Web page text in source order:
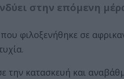
στην επόμενη
φιλοξενήθηκε σε
την κατασκευή και